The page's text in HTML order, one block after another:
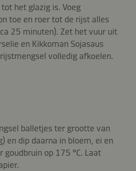
het glazig is. Voeg
toe en roer tot de rijst alles
25 minuten). Zet het vuur uit
en Kikkoman Sojasaus
volledig afkoelen.
balletjes ter grootte van
en dip daarna in bloem, ei en
op 175 °C. Laat